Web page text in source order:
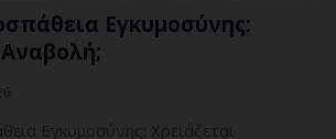
Εγκυμοσύνης:
Εγκυμοσύνης: Χρειάζεται